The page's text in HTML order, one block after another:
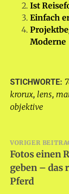
Ist
Einfach
Moderne
STICHWORTE:
krorux, lens,
objektive
VORIGER
Fotos einen
geben – das
Pferd